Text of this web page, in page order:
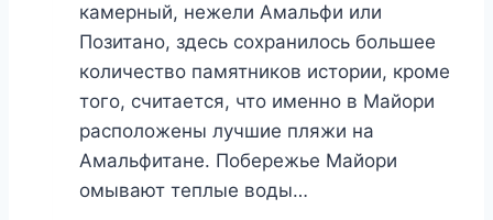
камерный, нежели Амальфи или
Позитано, здесь сохранилось большее
количество памятников истории, кроме
того, считается, что именно в Майори
расположены лучшие пляжи на
Амальфитане. Побережье Майори
омывают теплые воды…